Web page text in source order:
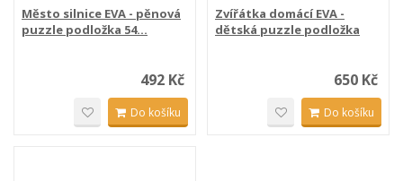
Město silnice EVA - pěnová
puzzle podložka 54...
492 Kč
Do košíku
Zvířátka domácí EVA -
dětská puzzle podložka
650 Kč
Do košíku